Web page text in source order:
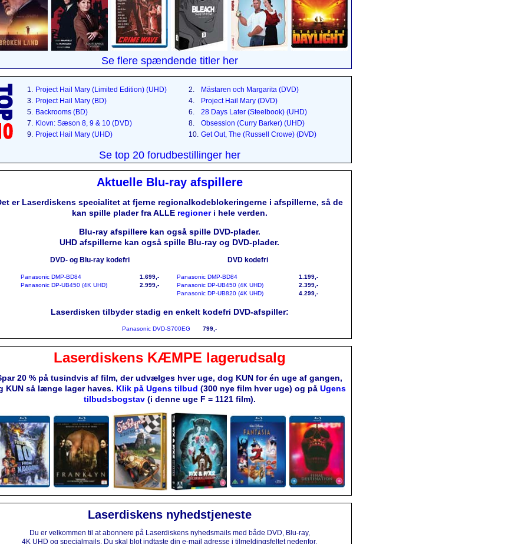
Se flere spændende titler her
1. Project Hail Mary (Limited Edition) (UHD) 2.
Mästaren och Margarita (DVD)
3. Project Hail Mary (BD) 4.
Project Hail Mary (DVD)
5. Backrooms (BD) 6.
28 Days Later (Steelbook) (UHD)
7. Klovn: Sæson 8, 9 & 10 (DVD) 8.
Obsession (Curry Barker) (UHD)
9. Project Hail Mary (UHD) 10. Get Out, The (Russell Crowe) (DVD)
Se top 20 forudbestillinger her
Aktuelle Blu-ray afspillere
er Laserdiskens specialitet at fjerne regionalkodeblokeringerne i afspillerne, så de
kan spille plader fra ALLE regioneri hele verden.
Blu-ray afspillere kan også spille DVD-plader.
UHD afspillerne kan også spille Blu-ray og DVD-plader.
DVD- og Blu-ray kodefri DVD kodefri
Panasonic DMP-BD84 1.699,- Panasonic DMP-BD84
1.199,-
Panasonic DP-UB450 (4K UHD)
2.999,- Panasonic DP-UB450 (4K UHD)
2.399,-
Panasonic DP-UB820 (4K UHD)
4.299,-
Laserdisken tilbyder stadig en enkelt kodefri DVD-afspiller:
Panasonic DVD-S700EG 799,-
Laserdiskens KÆMPE lagerudsalg
20 % på tusindvis af film, der udvælges hver uge, dog KUN for én uge af gangen,
KUN så længe lager haves. Klik på Ugens tilbud (300 nye film hver uge) og på Ugens
tilbudsbogstav(i denne uge F = 1121 film).
Laserdiskens nyhedstjeneste
Du er velkommen til at abonnere på Laserdiskens nyhedsmails med både DVD, Blu-ray,
4K UHD og specialmails. Du skal blot indtaste din e-mail adresse i tilmeldingsfeltet nedenfor.